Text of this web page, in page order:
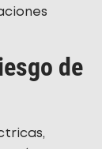
de